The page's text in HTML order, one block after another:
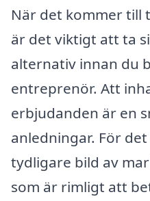
När det kommer till
är det viktigt att ta
alternativ innan du
entreprenör. Att
erbjudanden är en
anledningar. För
tydligare bild av
som är rimligt att